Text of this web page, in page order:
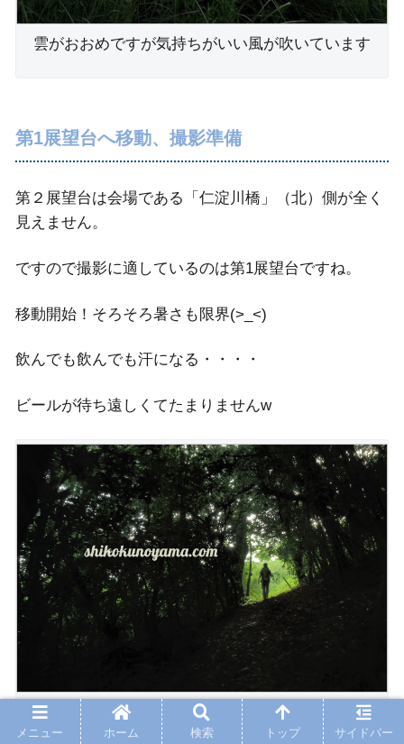
雲がおおめですが気持ちがいい風が吹いています
第1展望台へ移動、撮影準備
第２展望台は会場である「仁淀川橋」（北）側が全く
見えません。
ですので撮影に適しているのは第1展望台ですね。
移動開始！そろそろ暑さも限界(>_<)
飲んでも飲んでも汗になる・・・・
ビールが待ち遠しくてたまりませんw
雰囲気のある写真が撮れましたw
メニュー ホーム 検索 トップ サイドバー